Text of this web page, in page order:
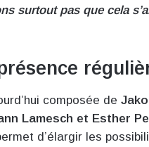
surtout pas que cela
composée de
Lamesch et Esther
d’élargir les